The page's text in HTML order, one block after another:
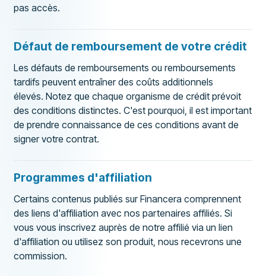
pas accès.
Défaut de remboursement de votre crédit
Les défauts de remboursements ou remboursements
tardifs peuvent entraîner des coûts additionnels
élevés. Notez que chaque organisme de crédit prévoit
des conditions distinctes. C'est pourquoi, il est important
de prendre connaissance de ces conditions avant de
signer votre contrat.
Programmes d'affiliation
Certains contenus publiés sur Financera comprennent
des liens d'affiliation avec nos partenaires affiliés. Si
vous vous inscrivez auprès de notre affilié via un lien
d'affiliation ou utilisez son produit, nous recevrons une
commission.